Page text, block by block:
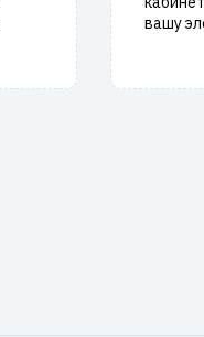
вашу